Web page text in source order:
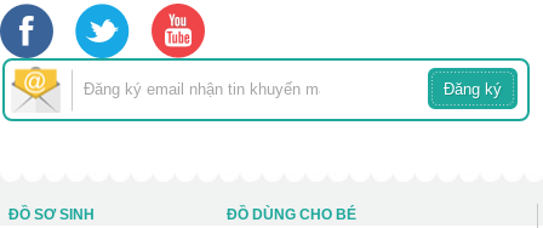
ĐỒ SƠ SINH ĐỒ DÙNG CHO BÉ